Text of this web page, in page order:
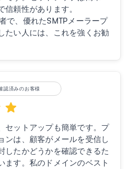
信頼性があります。
で、優れたSMTPメーラープ
たい人には、これを強くお勧
認済みのお客様
セットアップも簡単です。プ
ンは、顧客がメールを受信し
したかどうかを確認できるた
ます。私のドメインのベスト